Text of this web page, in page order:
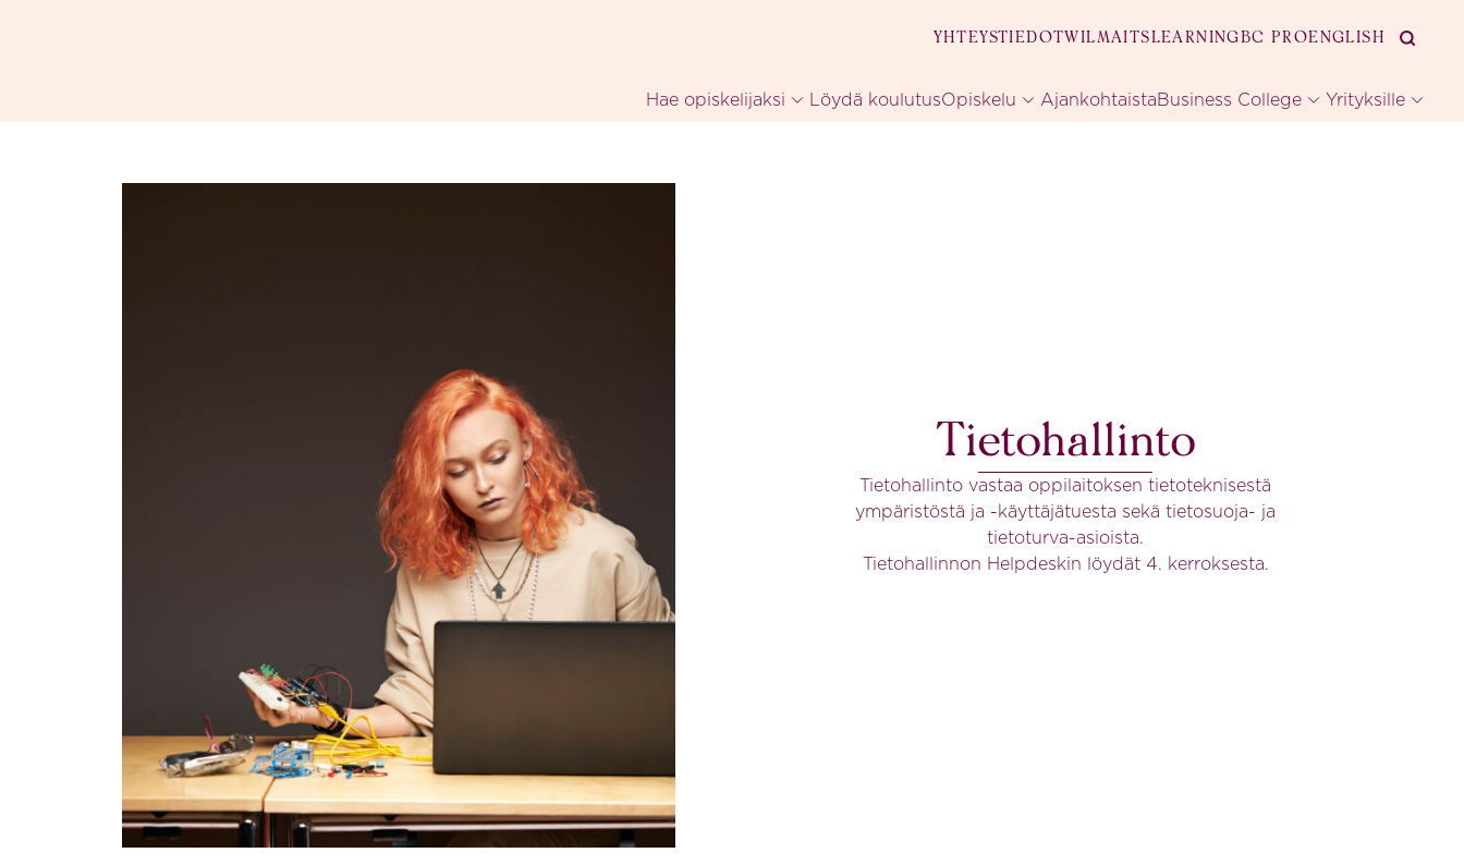
YHTEYSTIEDOTWILMAITSLEARNING BC PROENGLISH
Hae opiskelijaksi Löydä koulutusOpiskelu AjankohtaistaBusiness College Yrityksille
Tietohallinto
Tietohallinto vastaa oppilaitoksen tietoteknisestä
ympäristöstä ja -käyttäjätuesta sekä tietosuoja- ja
tietoturva-asioista.
Tietohallinnon Helpdeskin löydät 4. kerroksesta.